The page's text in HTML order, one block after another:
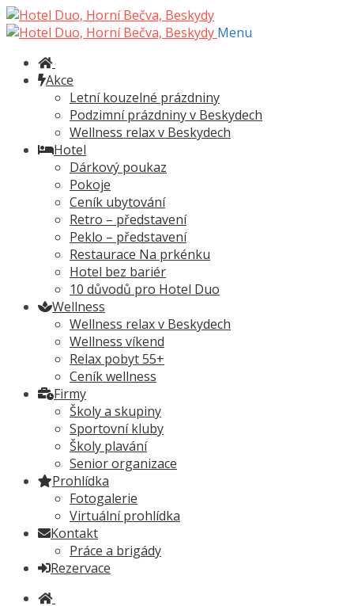
Přeskočit
na
Přejít
k
webu
Menu
Akce
Letní kouzelné prázdniny
Podzimní prázdniny v Beskydech
Wellness relax v Beskydech
Hotel
Dárkový poukaz
Pokoje
Ceník ubytování
Retro – představení
Peklo – představení
Restaurace Na prkénku
Hotel bez bariér
10 důvodů pro Hotel Duo
Wellness
Wellness relax v Beskydech
Wellness víkend
Relax pobyt 55+
Ceník wellness
Firmy
Školy a skupiny
Sportovní kluby
Školy plavání
Senior organizace
Prohlídka
Fotogalerie
Virtuální prohlídka
Kontakt
Práce a brigády
Rezervace